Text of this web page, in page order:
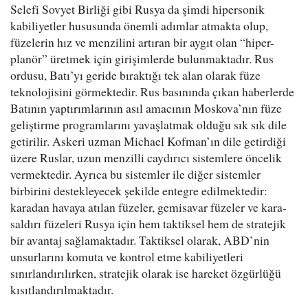
Selefi Sovyet Birliği gibi Rusya da şimdi hipersonik
kabiliyetler hususunda önemli adımlar atmakta olup,
füzelerin hız ve menzilini artıran bir aygıt olan “hiper-
planör” üretmek için girişimlerde bulunmaktadır. Rus
ordusu, Batı’yı geride bıraktığı tek alan olarak füze
teknolojisini görmektedir. Rus basınında çıkan haberlerde
Batının yaptırımlarının asıl amacının Moskova’nın füze
geliştirme programlarını yavaşlatmak olduğu sık sık dile
getirilir. Askeri uzman Michael Kofman’ın dile getirdiği
üzere Ruslar, uzun menzilli caydırıcı sistemlere öncelik
vermektedir. Ayrıca bu sistemler ile diğer sistemler
birbirini destekleyecek şekilde entegre edilmektedir:
karadan havaya atılan füzeler, gemisavar füzeler ve kara-
saldırı füzeleri Rusya için hem taktiksel hem de stratejik
bir avantaj sağlamaktadır. Taktiksel olarak, ABD’nin
unsurlarını komuta ve kontrol etme kabiliyetleri
sınırlandırılırken, stratejik olarak ise hareket özgürlüğü
kısıtlandırılmaktadır.